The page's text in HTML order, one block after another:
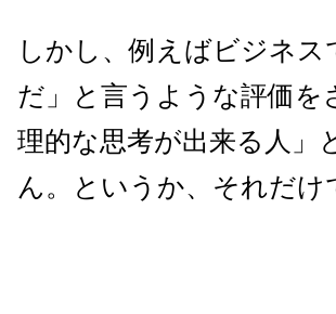
しかし、例えばビジネ
だ」と言うような評価
理的な思考が出来る人」
ん。というか、それだ